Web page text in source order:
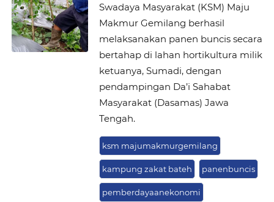
Swadaya Masyarakat (KSM) Maju
Makmur Gemilang berhasil
melaksanakan panen buncis secara
bertahap di lahan hortikultura milik
ketuanya, Sumadi, dengan
pendampingan Da’i Sahabat
Masyarakat (Dasamas) Jawa
Tengah.
ksm majumakmurgemilang
kampung zakat bateh panenbuncis
pemberdayaanekonomi